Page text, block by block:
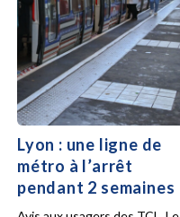
Lyon : une ligne de
métro à l’arrêt
pendant 2 semaines